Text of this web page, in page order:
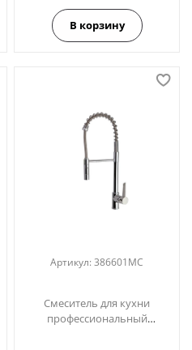
В корзину
Артикул:386601MC
Смеситель для кухни
профессиональный